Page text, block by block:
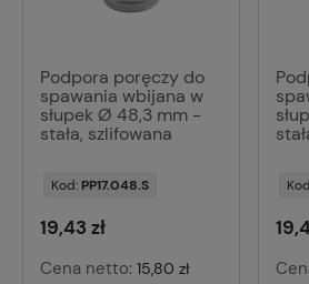
Podpora poręczy do
spawania wbijana w
słupek Ø 48,3 mm -
stała, szlifowana
Kod: PP17.048.S
19,43 zł
Cena netto: 15,80 zł